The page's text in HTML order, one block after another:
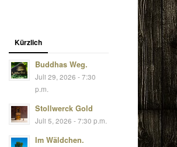
Kürzlich
Buddhas Weg.
Juli 29, 2026 - 7:30
p.m.
Stollwerck Gold
Juli 5, 2026 - 7:30 p.m.
Im Wäldchen.